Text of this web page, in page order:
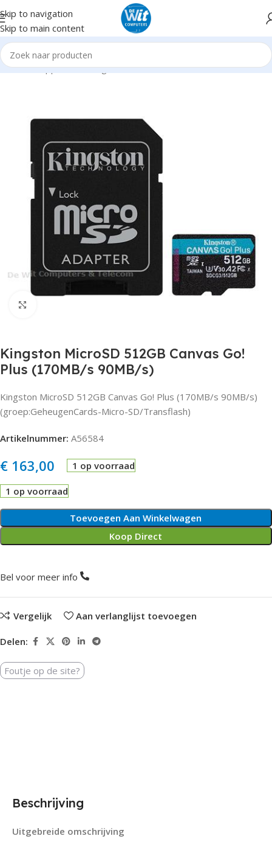
Skip to navigation
Skip to main content
Home Supplies GeheugenCards Micro-SD/Transflash
Kingston MicroSD 512GB Canvas Go!
Plus (170MB/s 90MB/s)
Kingston MicroSD 512GB Canvas Go! Plus (170MB/s 90MB/s)
(groep:GeheugenCards-Micro-SD/Transflash)
Artikelnummer: A56584
€ 163,00 1 op voorraad
1 op voorraad
Toevoegen Aan Winkelwagen
Koop Direct
Bel voor meer info
Vergelijk Aan verlanglijst toevoegen
Delen:
Foutje op de site?
Beschrijving
Uitgebreide omschrijving